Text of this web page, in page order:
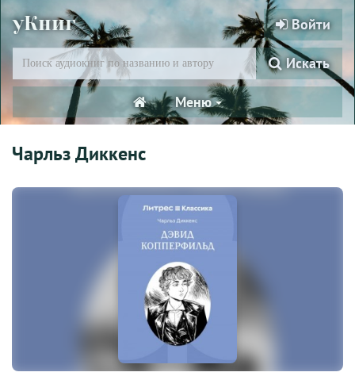
уКниг Войти
Искать
Меню
Чарльз Диккенс